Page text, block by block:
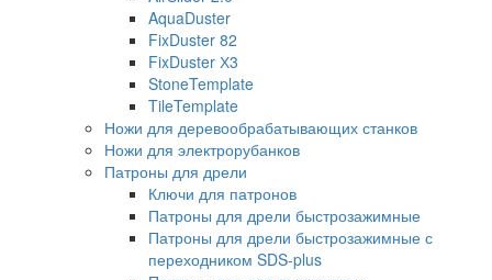
AquaDuster
FixDuster 82
FixDuster Х3
StoneTemplate
TileTemplate
Ножи для деревообрабатывающих станков
Ножи для электрорубанков
Патроны для дрели
Ключи для патронов
Патроны для дрели быстрозажимные
Патроны для дрели быстрозажимные с
переходником SDS-plus